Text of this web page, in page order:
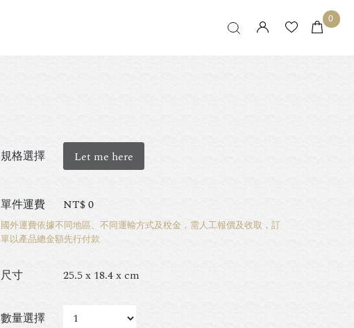
0
規格選擇 Let me here
單件運費 NT$0
國外運費依據不同地區、不同運輸方式及稅金，需人工報價及收取，訂
單以產品總金額先行付款
尺寸 25.5 x 18.4 x cm
數量選擇